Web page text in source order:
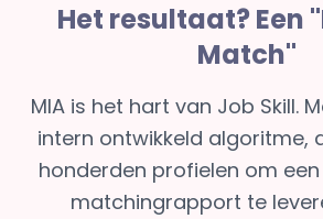
Het resultaat? Een
Match"
MIA is het hart van Job Skill.
intern ontwikkeld algoritme,
honderden profielen om
matchingrapport te